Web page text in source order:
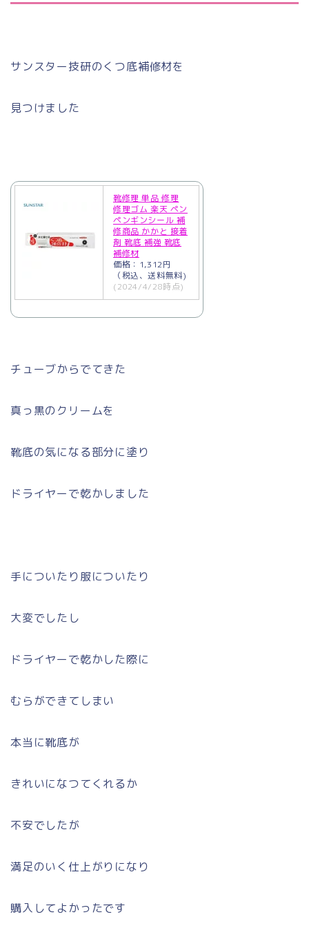
サンスター技研のくつ底補修材を
見つけました
靴修理 単品 修理
修理ゴム 楽天 ペン
ペンギンシール 補
修商品 かかと 接着
剤 靴底 補強 靴底
補修材
価格：1,312円
（税込、送料無料)
(2024/4/28時点)
チューブからでてきた
真っ黒のクリームを
靴底の気になる部分に塗り
ドライヤーで乾かしました
手についたり服についたり
大変でしたし
ドライヤーで乾かした際に
むらができてしまい
本当に靴底が
きれいになつてくれるか
不安でしたが
満足のいく仕上がりになり
購入してよかったです